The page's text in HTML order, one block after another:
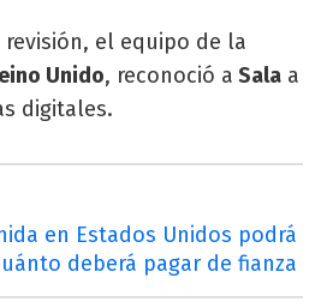
revisión, el equipo de la
Unido, reconoció a Sala a
digitales.
en Estados Unidos podrá
deberá pagar de fianza